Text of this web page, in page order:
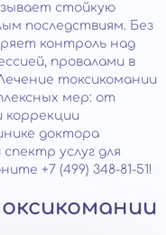
стойкую
последствиям. Без
контроль над
провалами в
токсикомании
мер: от
коррекции
доктора
услуг для
+7 (499) 348-81-51!